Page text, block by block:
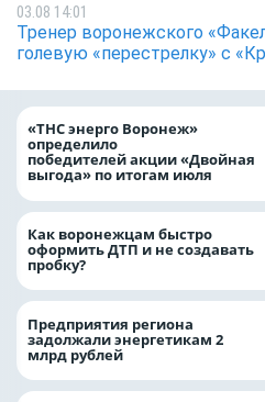
03.08 14:01
Тренер воронежского
голевую «перестрелку» с
«ТНС энерго Воронеж»
определило
победителей акции «Двойная
выгода» по итогам июля
Как воронежцам быстро
оформить ДТП и не создавать
пробку?
Предприятия региона
задолжали энергетикам 2
млрд рублей